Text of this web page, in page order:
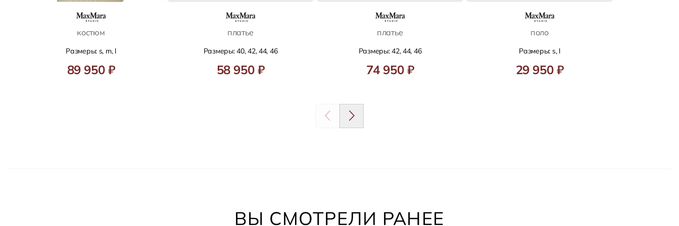
костюм
Размеры: s, m, l
89 950 ₽
платье
Размеры: 40, 42, 44, 46
58 950 ₽
платье
Размеры: 42, 44, 46
74 950 ₽
поло
Размеры: s, l
29 950 ₽
ВЫ СМОТРЕЛИ РАНЕЕ